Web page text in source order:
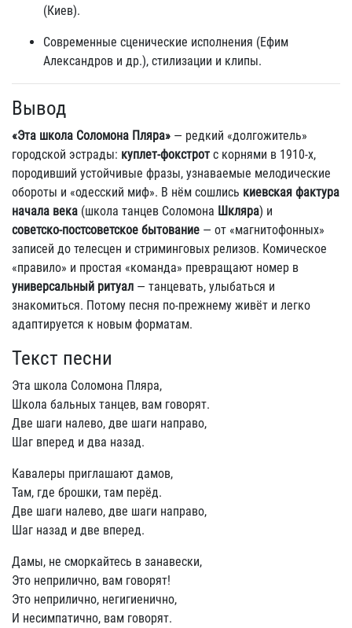
(Киев).
Современные сценические исполнения (Ефим
Александров и др.), стилизации и клипы.
Вывод
«Эта школа Соломона Пляра» — редкий «долгожитель»
городской эстрады: куплет‑фокстрот с корнями в 1910‑х,
породивший устойчивые фразы, узнаваемые мелодические
обороты и «одесский миф». В нём сошлись киевская фактура
начала века (школа танцев Соломона Шкляра) и
советско‑постсоветское бытование — от «магнитофонных»
записей до телесцен и стриминговых релизов. Комическое
«правило» и простая «команда» превращают номер в
универсальный ритуал — танцевать, улыбаться и
знакомиться. Потому песня по‑прежнему живёт и легко
адаптируется к новым форматам.
Текст песни
Эта школа Соломона Пляра,
Школа бальных танцев, вам говорят.
Две шаги налево, две шаги направо,
Шаг вперед и два назад.
Кавалеры приглашают дамов,
Там, где брошки, там перёд.
Две шаги налево, две шаги направо,
Шаг назад и две вперед.
Дамы, не сморкайтесь в занавески,
Это неприлично, вам говорят!
Это неприлично, негигиенично,
И несимпатично, вам говорят.